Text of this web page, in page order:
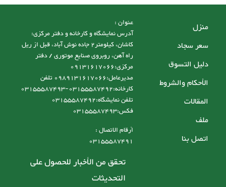
منزل
سعر سجاد
دليل التسوق
الأحكام والشروط
المقالات
ملف
اتصل بنا
عنوان :
آدرس نمایشگاه و کارخانه و دفتر مرکزی:
کاشان، کیلومتر2 جاده نوش آباد، قبل از ریل
راه آهن، روبروی صنایع موتوری / دفتر
مرکزی:09131617066
مدیرعامل:0989131617066 تلفن
کارخانه:03155587492-03155587493
تلفن نمایشگاه:03155587492
فکس:03155587493
أرقام الاتصال :
03155587491
تحقق من الأخبار للحصول على
التحديثات